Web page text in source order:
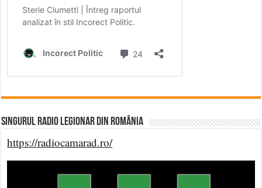
Singurul Radio Legionar din România
https://radiocamarad.ro/